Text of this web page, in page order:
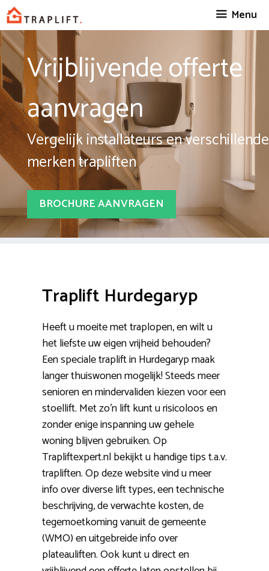
Spring
naar
inhoud
Menu
Vrijblijvende offerte
aanvragen
Vergelijk installateurs en verschillende
merken trapliften
BROCHURE AANVRAGEN
Traplift Hurdegaryp
Heeft u moeite met traplopen, en wilt u
het liefste uw eigen vrijheid behouden?
Een speciale traplift in Hurdegaryp maak
langer thuiswonen mogelijk! Steeds meer
senioren en mindervaliden kiezen voor een
stoellift. Met zo’n lift kunt u risicoloos en
zonder enige inspanning uw gehele
woning blijven gebruiken. Op
Trapliftexpert.nl bekijkt u handige tips t.a.v.
trapliften. Op deze website vind u meer
info over diverse lift types, een technische
beschrijving, de verwachte kosten, de
tegemoetkoming vanuit de gemeente
(WMO) en uitgebreide info over
plateauliften. Ook kunt u direct en